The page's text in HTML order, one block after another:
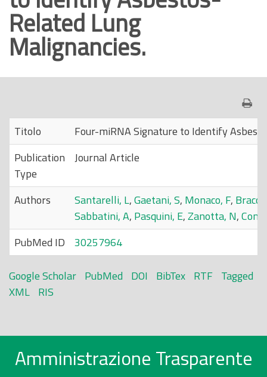
n
Related Lung
Malignancies.
Titolo
Four-miRNA Signature to Identify
Publication
Type
Journal Article
Authors Santarelli, L,Gaetani, S, Monaco, F,
Sabbatini, A, Pasquini, E,Zanotta, N,
PubMed ID
30257964
Google Scholar PubMed DOI BibTex RTF Tagged
XML RIS
Amministrazione Trasparente